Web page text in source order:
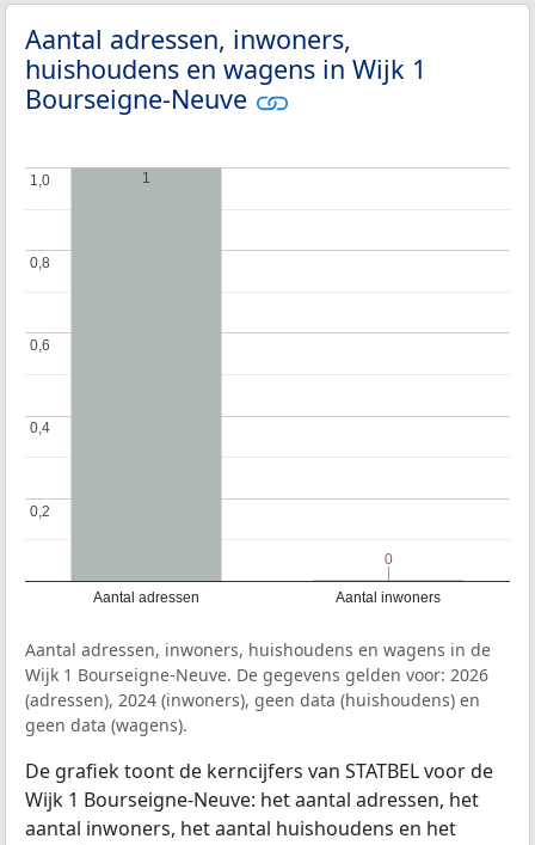
Aantal adressen, inwoners,
huishoudens en wagens in Wijk 1
Bourseigne-Neuve
Aantal adressen Aantal inwoners
0,2
0,2
0,4
0,4
0,6
0,6
0,8
0,8
1,0
1,0 1
0
0
Aantal adressen, inwoners, huishoudens en wagens in de
Wijk 1 Bourseigne-Neuve. De gegevens gelden voor: 2026
(adressen), 2024 (inwoners), geen data (huishoudens) en
geen data (wagens).
De grafiek toont de kerncijfers van STATBEL voor de
Wijk 1 Bourseigne-Neuve: het aantal adressen, het
aantal inwoners, het aantal huishoudens en het